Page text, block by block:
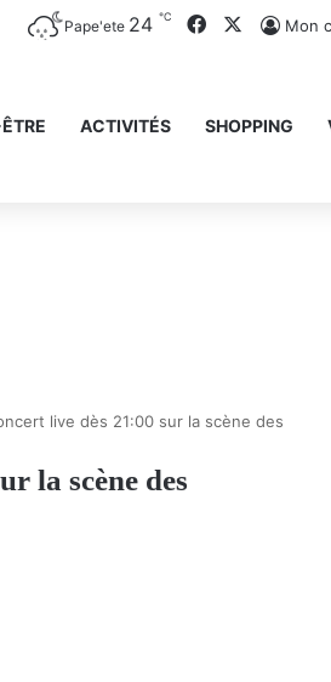
Pape'ete 24 ℃ FacebookMon
ACTIVITÉS SHOPPING
live dès 21:00 sur la scène des
la scène des